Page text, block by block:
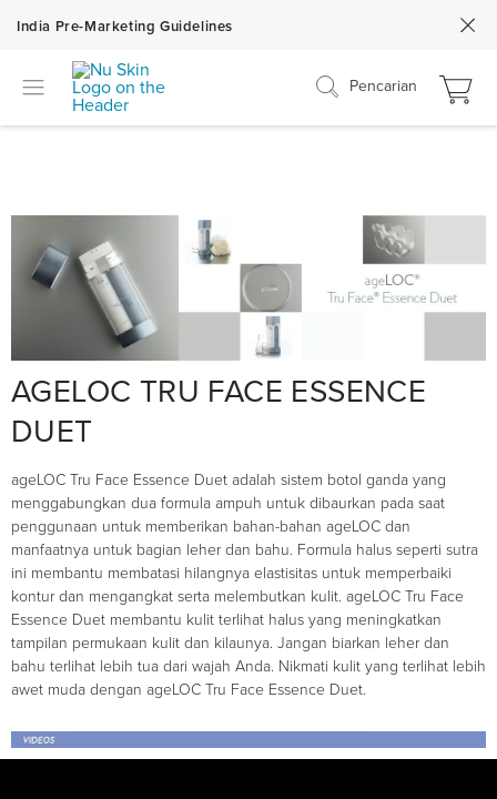
India Pre-Marketing Guidelines
Pencarian
AGELOC TRU FACE ESSENCE
DUET
ageLOC Tru Face Essence Duet adalah sistem botol ganda yang
menggabungkan dua formula ampuh untuk dibaurkan pada saat
penggunaan untuk memberikan bahan-bahan ageLOC dan
manfaatnya untuk bagian leher dan bahu. Formula halus seperti sutra
ini membantu membatasi hilangnya elastisitas untuk memperbaiki
kontur dan mengangkat serta melembutkan kulit. ageLOC Tru Face
Essence Duet membantu kulit terlihat halus yang meningkatkan
tampilan permukaan kulit dan kilaunya. Jangan biarkan leher dan
bahu terlihat lebih tua dari wajah Anda. Nikmati kulit yang terlihat lebih
awet muda dengan ageLOC Tru Face Essence Duet.​